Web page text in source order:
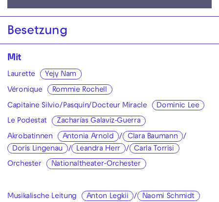
Besetzung
Mit
Laurette Yejy Nam
Véronique Rommie Rochell
Capitaine Silvio/Pasquin/Docteur Miracle Dominic Lee
Le Podestat Zacharías Galaviz-Guerra
Akrobatinnen Antonia Arnold / Clara Baumann
/
Doris Lingenau
/ Leandra Herr / Carla Torrisi
Orchester Nationaltheater-Orchester
Musikalische Leitung Anton Legkii / Naomi Schmidt